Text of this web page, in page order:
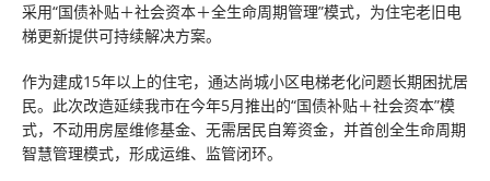
采用“国债补贴＋社会资本＋全生命周期管理”模式，为住宅老旧电
梯更新提供可持续解决方案。
作为建成15年以上的住宅，通达尚城小区电梯老化问题长期困扰居
民。此次改造延续我市在今年5月推出的“国债补贴＋社会资本”模
式，不动用房屋维修基金、无需居民自筹资金，并首创全生命周期
智慧管理模式，形成运维、监管闭环。